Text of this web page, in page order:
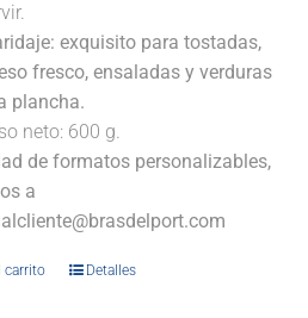
exquisito para tostadas,
fresco, ensaladas y verduras
plancha.
neto: 600 g.
de formatos personalizables,
a
carrito Detalles